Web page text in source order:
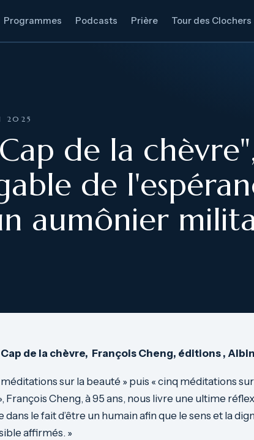
Programmes Podcasts Prière Tour des Clochers
2025
de la
de
aumônier
de la chèvre, François Cheng, éditions ,
sur la beauté » puis « cinq méditations
François Cheng, à 95 ans, nous livre une ultime
dans le fait d’être un humain afin que le sens et la
affirmés. »